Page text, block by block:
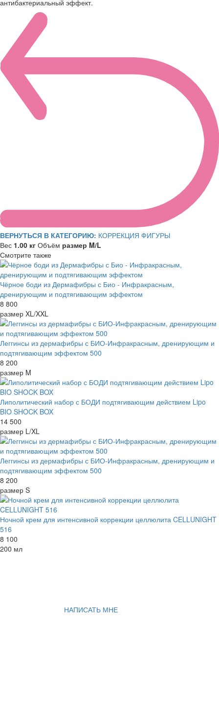
антибактериальный эффект.
ВЕРНУТЬСЯ В КАТЕГОРИЮ: КОРРЕКЦИЯ ФИГУРЫ
Вес 1.00 кг Объём размер M/L
Смотрите также
Чёрное боди из Дермафибры с Био - Инфракрасным,
дренирующим и подтягивающим эффектом
8 800
размер XL/XXL
Леггинсы из дермафибры с БИО-Инфракрасным, дренирующим и
подтягивающим эффектом 500
8 200
размер M
Липолитический набор с БОДИ подтягивающим действием Lipo
BIO SHOCK BOX
14 500
размер L/XL
Леггинсы из дермафибры с БИО-Инфракрасным, дренирующим и
подтягивающим эффектом 500
8 200
размер S
Ночной крем для интенсивной коррекции целлюлита CELLUNIGHT
516
8 100
200 мл
НАПИСАТЬ МНЕ